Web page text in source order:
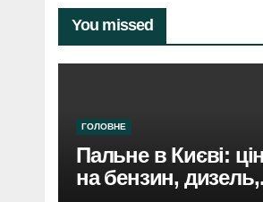
You missed
ГОЛОВНЕ
Пальне в Києві:
на бензин, дизель,